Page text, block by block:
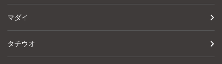
マダイ
タチウオ